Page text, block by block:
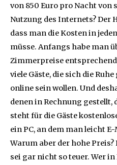
von 850 Euro pro Nacht von
Nutzung des Internets? Der
dass man die Kosten in
müsse. Anfangs habe man
Zimmerpreise entsprechend
viele Gäste, die sich die
online sein wollen. Und
denen in Rechnung gestellt,
steht für die Gäste
ein PC, an dem man leicht
Warum aber der hohe
sei gar nicht so teuer. Wer